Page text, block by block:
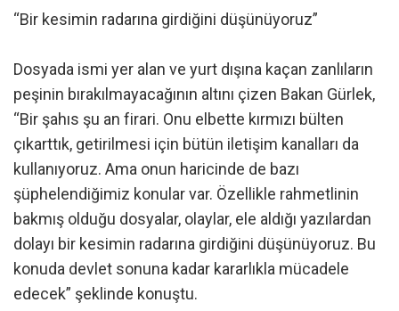
“Bir kesimin radarına girdiğini düşünüyoruz”
Dosyada ismi yer alan ve yurt dışına kaçan zanlıların
peşinin bırakılmayacağının altını çizen Bakan Gürlek,
“Bir şahıs şu an firari. Onu elbette kırmızı bülten
çıkarttık, getirilmesi için bütün iletişim kanalları da
kullanıyoruz. Ama onun haricinde de bazı
şüphelendiğimiz konular var. Özellikle rahmetlinin
bakmış olduğu dosyalar, olaylar, ele aldığı yazılardan
dolayı bir kesimin radarına girdiğini düşünüyoruz. Bu
konuda devlet sonuna kadar kararlıkla mücadele
edecek” şeklinde konuştu.